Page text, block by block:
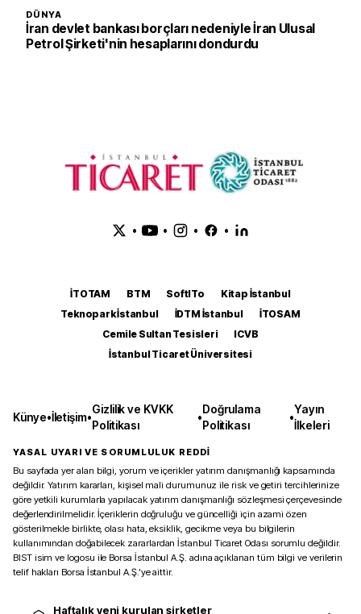
DÜNYA
İran devlet bankası borçları nedeniyle İran Ulusal
Petrol Şirketi'nin hesaplarını dondurdu
• • • •
İTOTAM BTM SoftITo
Kitap İstanbul
Teknopark İstanbul
İDTM İstanbul
İTOSAM
Cemile Sultan Tesisleri
ICVB
İstanbul Ticaret Üniversitesi
Künye•İletişim•
Gizlilik ve KVKK
Politikası
•
Doğrulama
Politikası
•
Yayın
İlkeleri
YASAL UYARI VE SORUMLULUK REDDİ
Bu sayfada yer alan bilgi, yorum ve içerikler yatırım danışmanlığı kapsamında
değildir. Yatırım kararları, kişisel mali durumunuz ile risk ve getiri tercihlerinize
göre yetkili kurumlarla yapılacak yatırım danışmanlığı sözleşmesi çerçevesinde
değerlendirilmelidir. İçeriklerin doğruluğu ve güncelliği için azami özen
gösterilmekle birlikte, olası hata, eksiklik, gecikme veya bu bilgilerin
kullanımından doğabilecek zararlardan İstanbul Ticaret Odası sorumlu değildir.
BIST isim ve logosu ile Borsa İstanbul A.Ş. adına açıklanan tüm bilgi ve verilerin
telif hakları Borsa İstanbul A.Ş.’ye aittir.
Haftalık yeni kurulan şirketler